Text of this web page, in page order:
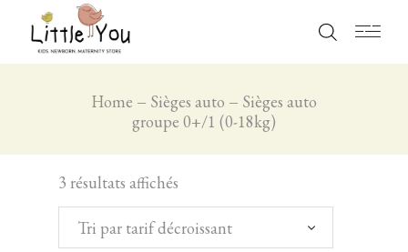
Home Sièges auto
Sièges auto
groupe 0+/1 (0-18kg)
3 résultats affichés
Tri par tarif décroissant